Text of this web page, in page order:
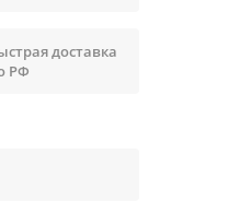
доставка
РФ